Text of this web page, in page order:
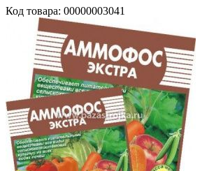
Код товара: 00000003041